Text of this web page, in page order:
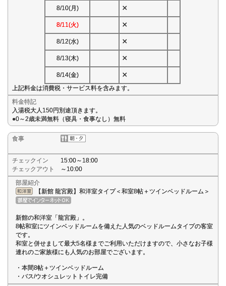
8/10(月) ×
8/11(火) ×
8/12(水) ×
8/13(木) ×
8/14(金) ×
上記料金は消費税・サービス料を含みます。
料金特記
入湯税大人150円別途頂きます。
●0～2歳未満無料（寝具・食事なし）無料
食事
チェックイン
15:00～18:00
チェックアウト
～10:00
部屋紹介
【新館 龍宮殿】和洋室タイプ＜和室8帖＋ツインベッドルーム＞
新館の和洋室「龍宮殿」。
8帖和室にツインベッドルームを備えた人気のベッドルームタイプの客室
です。
和室と併せまして最大5名様までご利用いただけますので、小さなお子様
連れのご家族様にも人気のお部屋でございます。
・本間8帖＋ツインベッドルーム
・バス/ウオシュレットトイレ完備